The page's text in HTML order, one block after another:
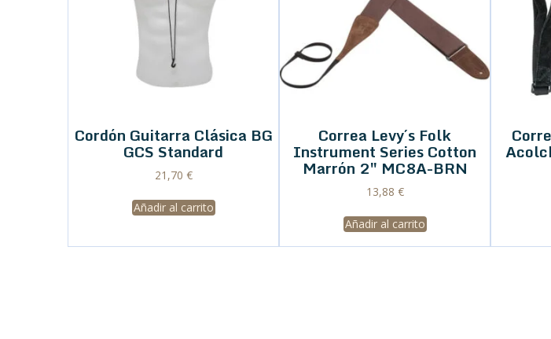
Cordón Guitarra Clásica BG
GCS Standard
21,70 €
Añadir al carrito
Correa Levy´s Folk
Instrument Series Cotton
Marrón 2″ MC8A-BRN
13,88 €
Añadir al carrito